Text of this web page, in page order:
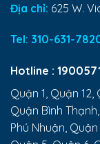
Địa chỉ: 625 W.
Tel: 310-631-
Hotline :
Quận 1, Quận
Quận Bình
Phú Nhuận,